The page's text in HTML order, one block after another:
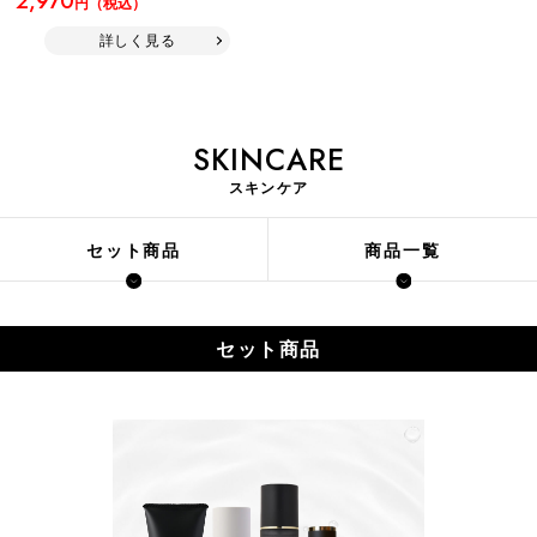
詳しく見る
SKINCARE
スキンケア
セット商品 商品一覧
セット商品